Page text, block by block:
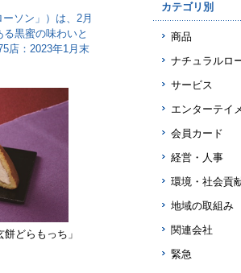
ソン」）は、2月
黒蜜の味わいと
店：2023年1月末
どらもっち」
カテゴリ別
商品
ナチュラルロ
サービス
エンターテイ
会員カード
経営・人事
環境・社会貢
地域の取組み
関連会社
緊急